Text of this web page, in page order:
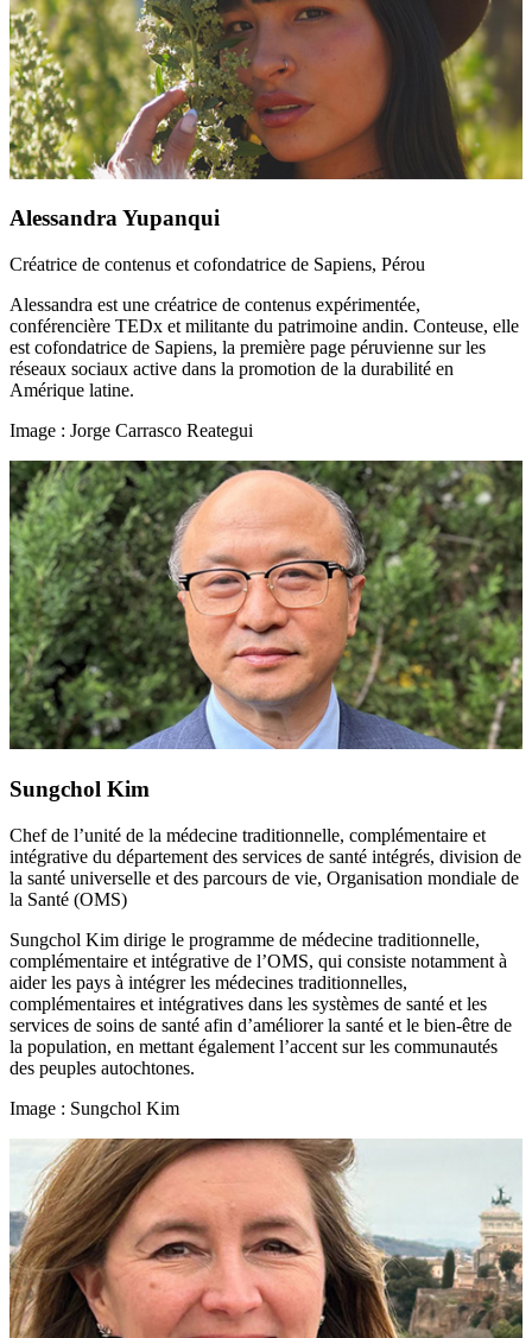
Alessandra Yupanqui
Créatrice de contenus et cofondatrice de Sapiens, Pérou
Alessandra est une créatrice de contenus expérimentée,
conférencière TEDx et militante du patrimoine andin. Conteuse, elle
est cofondatrice de Sapiens, la première page péruvienne sur les
réseaux sociaux active dans la promotion de la durabilité en
Amérique latine.
Image : Jorge Carrasco Reategui
Sungchol Kim
Chef de l’unité de la médecine traditionnelle, complémentaire et
intégrative du département des services de santé intégrés, division de
la santé universelle et des parcours de vie, Organisation mondiale de
la Santé (OMS)
Sungchol Kim dirige le programme de médecine traditionnelle,
complémentaire et intégrative de l’OMS, qui consiste notamment à
aider les pays à intégrer les médecines traditionnelles,
complémentaires et intégratives dans les systèmes de santé et les
services de soins de santé afin d’améliorer la santé et le bien-être de
la population, en mettant également l’accent sur les communautés
des peuples autochtones.
Image : Sungchol Kim